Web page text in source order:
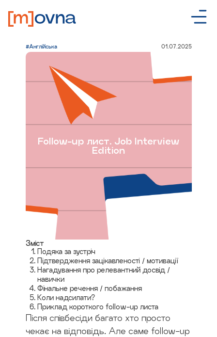
#Англійська 01.07.2025
Follow-up лист. Job Interview
Edition
Зміст
Подяка за зустріч
Підтвердження зацікавленості / мотивації
Нагадування про релевантний досвід /
навички
Фінальне речення / побажання
Коли надсилати?
Приклад короткого follow-up листа
Після співбесіди багато хто просто
чекає на відповідь. Але саме follow-up